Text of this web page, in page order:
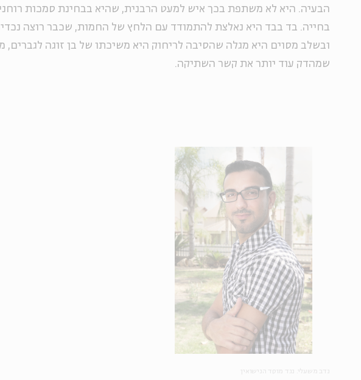
הבעיה. היא לא משתפת בכך איש למעט הרבנית, שהיא בבחינת סמכות
בחייה. בד בבד היא נאלצת להתמודד עם הלחץ של החמות, שכבר רוצה
ובשלב מסוים היא מגלה שהסיבה לריחוק היא משיכתו של בן זוגה לגברים,
שמהדק עוד יותר את קשר השתיקה.